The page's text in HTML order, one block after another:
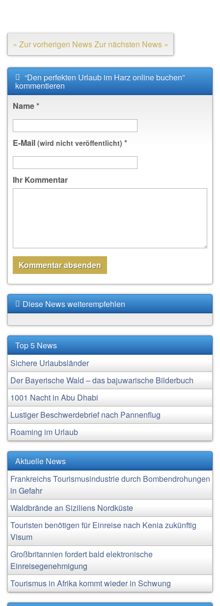
« Zur vorherigen NewsZur nächsten News »
“Den perfekten Urlaub im Harz online buchen”
kommentieren
Name*
E-Mail (wird nicht veröffentlicht) *
Ihr Kommentar
Diese News weiterempfehlen
Top 5 News
Sichere Urlaubsländer
Der Bayerische Wald – das bajuwarische Bilderbuch
1001 Nacht in Abu Dhabi
Lustiger Beschwerdebrief nach Pannenflug
Roaming im Urlaub
Aktuelle News
Frankreichs Tourismusindustrie durch Bombendrohungen
in Gefahr
Waldbrände an Siziliens Nordküste
Touristen benötigen für Einreise nach Kenia zukünftig
Visum
Großbritannien fordert bald elektronische
Einreisegenehmigung
Tourismus in Afrika kommt wieder in Schwung